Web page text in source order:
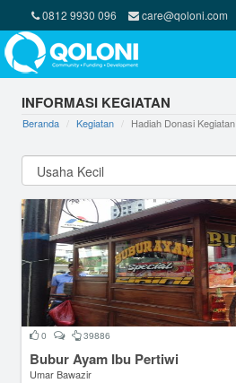
0812 9930 096 care@qoloni.com
INFORMASI KEGIATAN
Beranda Kegiatan Hadiah Donasi Kegiatan
0 39886
Bubur Ayam Ibu Pertiwi
Umar Bawazir